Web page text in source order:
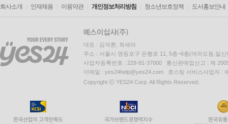
회사소개 인재채용 이용약관 개인정보처리방침 청소년보호정책 도서홍보안내
대표 : 김석환, 최세라
주소 : 서울시 영등포구 은행로 11, 5층~6층(여의도동,일신
사업자등록번호 : 229-81-37000 통신판매업신고 : 제
이메일 : yes24help@yes24.com 호스팅 서비스사업자 :
Copyright ⓒ YES24 Corp. All Rights Reserved.